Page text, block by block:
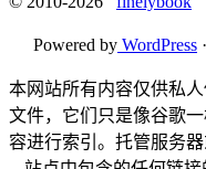
Powered by WordPress ·
本网站所有内容仅供私
文件，它们只是像谷歌
容进行索引。托管服务